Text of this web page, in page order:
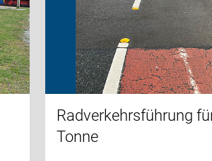
Radverkehrsführung
Tonne